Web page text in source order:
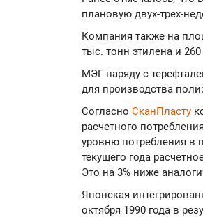
плановую двух-трех-
Компания также на
тыс. тонн этилена и
МЭГ наряду с
для производства
Согласно СканПласту
расчетного
уровню потребления в
текущего года
Это на 3% ниже
Японская
октября 1990 года в